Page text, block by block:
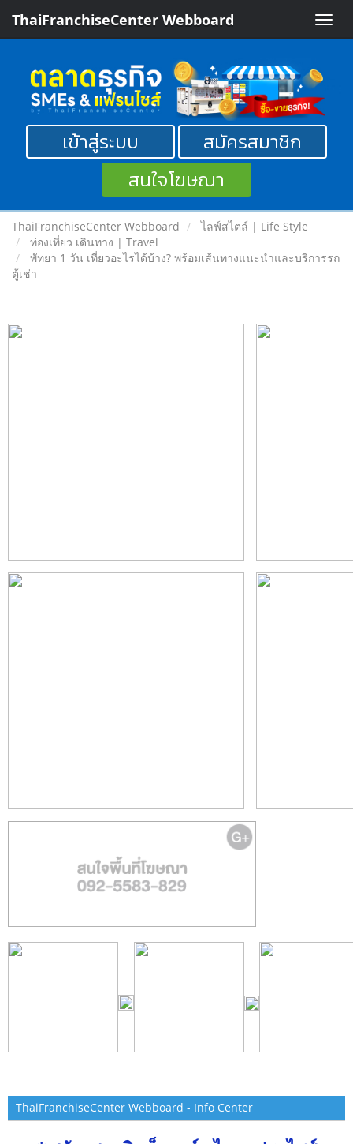
Toggle
ThaiFranchiseCenter Webboard
เข้าสู่ระบบ
สมัครสมาชิก
สนใจโฆษณา
ThaiFranchiseCenter Webboard
ไลฟ์สไตล์ | Life Style
ท่องเที่ยว เดินทาง | Travel
พัทยา 1 วัน เที่ยวอะไรได้บ้าง? พร้อมเส้นทางแนะนำและบริการรถ
ตู้เช่า
ThaiFranchiseCenter Webboard - Info Center